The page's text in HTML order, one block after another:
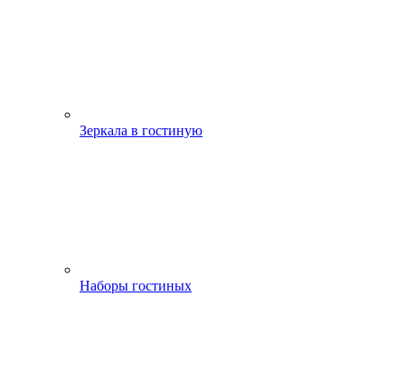
Зеркала в гостиную
Наборы гостиных